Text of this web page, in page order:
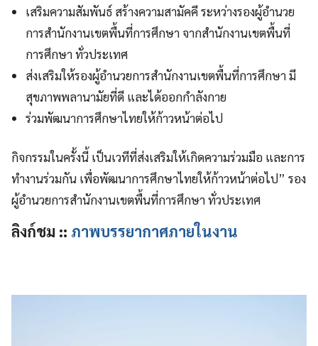
เสริมความสัมพันธ์ สร้างความสามัคคี ระหว่างรองผู้อำนวย
การสำนักงานเขตพื้นที่การศึกษา จากสำนักงานเขตพื้นที่
การศึกษา ทั่วประเทศ
ส่งเสริมให้รองผู้อำนวยการสำนักงานเขตพื้นที่การศึกษา มี
สุขภาพพลานามัยที่ดี และได้ออกกำลังกาย
ร่วมพัฒนาการศึกษาไทยให้ก้าวหน้าต่อไป
กิจกรรมในครั้งนี้ เป็นเวทีที่ส่งเสริมให้เกิดความร่วมมือ และการ
ทำงานร่วมกัน เพื่อพัฒนาการศึกษาไทยให้ก้าวหน้าต่อไป” รอง
ผู้อำนวยการสำนักงานเขตพื้นที่การศึกษา ทั่วประเทศ
ลิงก์ชม :: ภาพบรรยากาศภายในงาน